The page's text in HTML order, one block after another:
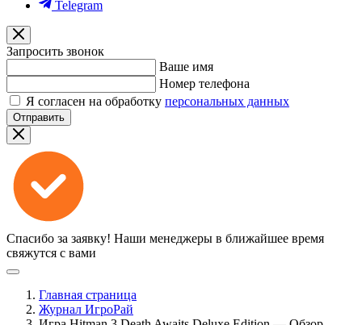
Telegram
Запросить звонок
Ваше имя
Номер телефона
Я согласен на обработку персональных данных
Отправить
Спасибо за заявку! Наши менеджеры в ближайшее время
свяжутся с вами
Главная страница
Журнал ИгроРай